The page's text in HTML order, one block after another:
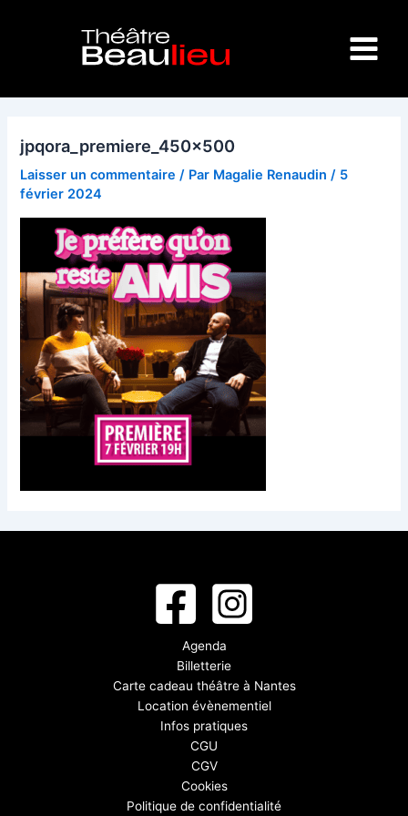
Menu
jpqora_premiere_450x500
Laisser un commentaire / Par Magalie Renaudin/ 5
février 2024
Agenda
Billetterie
Carte cadeau théâtre à Nantes
Location évènementiel
Infos pratiques
CGU
CGV
Cookies
Politique de confidentialité